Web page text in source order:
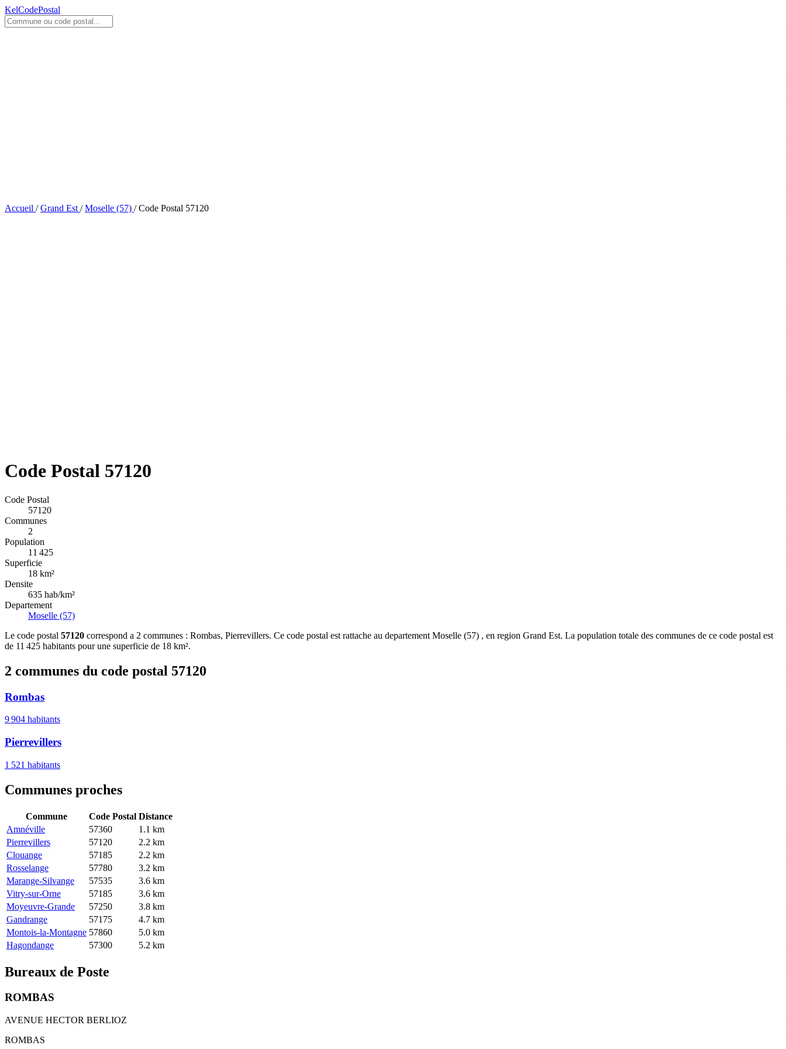
KelCodePostal
Accueil / Grand Est / Moselle (57) / Code Postal 57120
Code Postal 57120
Code Postal
57120
Communes
2
Population
11 425
Superficie
18 km²
Densite
635 hab/km²
Departement
Moselle (57)
Le code postal 57120 correspond a 2 communes : Rombas, Pierrevillers. Ce code postal est rattache au departement Moselle (57) , en region Grand Est. La population totale des communes de ce code postal est
de 11 425 habitants pour une superficie de 18 km².
2 communes du code postal 57120
Rombas
9 904 habitants
Pierrevillers
1 521 habitants
Communes proches
Commune Code Postal Distance
Amnéville
57360
1.1 km
Pierrevillers
57120
2.2 km
Clouange
57185
2.2 km
Rosselange
57780
3.2 km
Marange-Silvange
57535
3.6 km
Vitry-sur-Orne
57185
3.6 km
Moyeuvre-Grande
57250
3.8 km
Gandrange
57175
4.7 km
Montois-la-Montagne 57860
5.0 km
Hagondange
57300 5.2 km
Bureaux de Poste
ROMBAS
AVENUE HECTOR BERLIOZ
ROMBAS